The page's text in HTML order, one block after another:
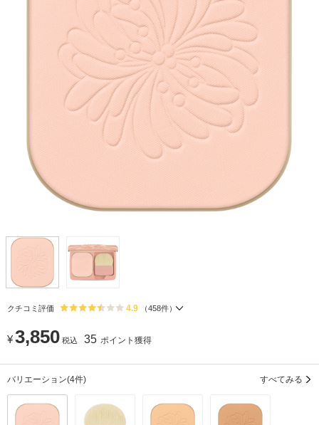
クチコミ評価 4.9 （458件）
¥3,850 税込 35 ポイント獲得
バリエーション(4件) すべてみる